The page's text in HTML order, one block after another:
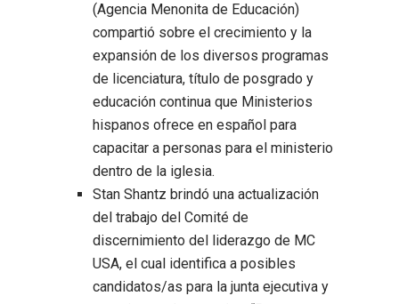
(Agencia Menonita de Educación)
compartió sobre el crecimiento y la
expansión de los diversos programas
de licenciatura, título de posgrado y
educación continua que Ministerios
hispanos ofrece en español para
capacitar a personas para el ministerio
dentro de la iglesia.
Stan Shantz brindó una actualización
del trabajo del Comité de
discernimiento del liderazgo de MC
USA, el cual identifica a posibles
candidatos/as para la junta ejecutiva y